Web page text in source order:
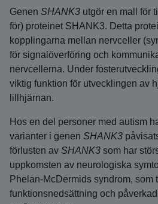
Genen SHANK3 utgör en mall för
för) proteinet SHANK3. Detta
kopplingarna mellan nervceller
för signalöverföring och
nervcellerna. Under
viktig funktion för utvecklingen av
lillhjärnan.
Hos en del personer med autism
varianter i genen SHANK3
förlusten av SHANK3 som har
uppkomsten av neurologiska
Phelan‑McDermids syndrom, som
funktions­nedsättning och